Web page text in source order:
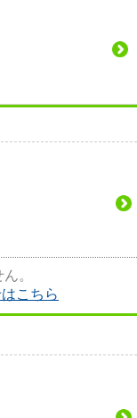
。
こちら